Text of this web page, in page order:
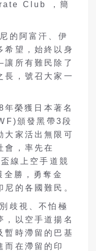
Club ，簡
的阿富汗、伊
希望，始終以身
所有難民除了
長，號召大家一
榮獲日本著名
頒發黑帶3段
大家活出無限可
會，率先在
線上空手道競
勝，勇奪金
的各國難民。
歧視、不怕極
，以空手道揚名
暫時滯留的巴基
而在滯留的印